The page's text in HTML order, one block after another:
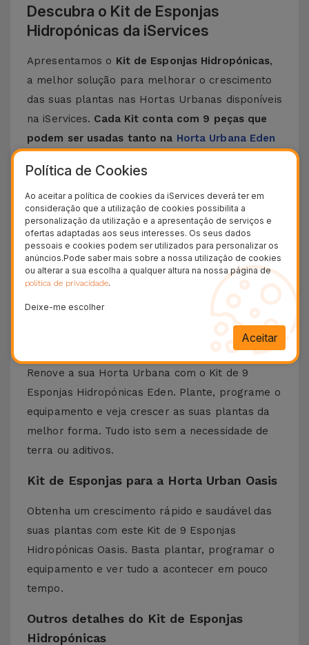
Descubra o Kit de Esponjas
Hidropónicas da iServices
Apresentamos o Kit de Esponjas Hidropónicas,
a melhor solução para melhorar o crescimento
das suas plantas nas Hortas Urbanas disponíveis
na iServices. Cada Kit conta com 9 peças que
podem ser usadas tanto na Horta Urbana Eden
Esponjas de acordo com a Horta Urbana que
possui.
Estas esponjas foram criadas para a prática da
Hidroponia - a conhecida técnica de criar plantas
sem ser ter um solo. Desta forma,está a
oferecer às plantas um ambiente que assegura
um crescimento saudável, rápido e eficiente .
Kit de Esponjas para a Horta Urbana
Renove a sua Horta Urbana com o Kit de 9
Esponjas Hidropónicas Eden. Plante, programe o
equipamento e veja crescer as suas plantas da
melhor forma. Tudo isto sem a necessidade de
terra ou aditivos.
Kit de Esponjas para a Horta Urban Oasis
Obtenha um crescimento rápido e saudável das
suas plantas com este Kit de 9 Esponjas
Hidropónicas Oasis. Basta plantar, programar o
equipamento e ver tudo a acontecer em pouco
tempo.
Outros detalhes do Kit de Esponjas
Hidropónicas
Política de Cookies
Ao aceitar a política de cookies da iServices deverá ter em
consideração que a utilização de cookies possibilita a
personalização da utilização e a apresentação de serviços e
ofertas adaptadas aos seus interesses. Os seus dados
pessoais e cookies podem ser utilizados para personalizar os
anúncios.Pode saber mais sobre a nossa utilização de cookies
ou alterar a sua escolha a qualquer altura na nossa página de
política de privacidade.
Deixe-me escolher
Aceitar